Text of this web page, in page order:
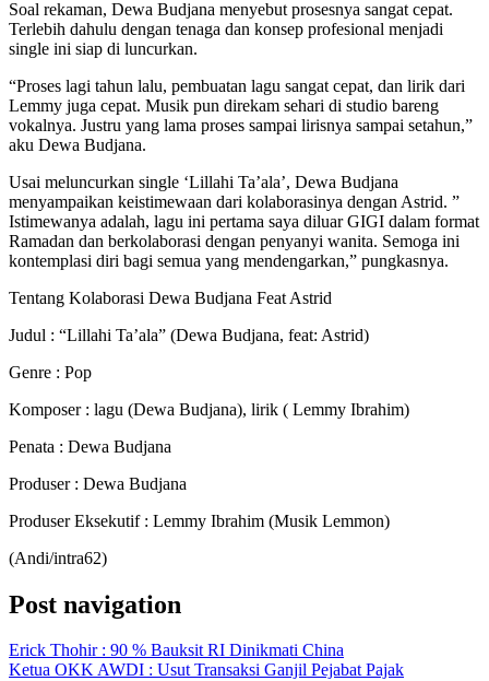
Soal rekaman, Dewa Budjana menyebut prosesnya sangat cepat.
Terlebih dahulu dengan tenaga dan konsep profesional menjadi
single ini siap di luncurkan.
“Proses lagi tahun lalu, pembuatan lagu sangat cepat, dan lirik dari
Lemmy juga cepat. Musik pun direkam sehari di studio bareng
vokalnya. Justru yang lama proses sampai lirisnya sampai setahun,”
aku Dewa Budjana.
Usai meluncurkan single ‘Lillahi Ta’ala’, Dewa Budjana
menyampaikan keistimewaan dari kolaborasinya dengan Astrid. ”
Istimewanya adalah, lagu ini pertama saya diluar GIGI dalam format
Ramadan dan berkolaborasi dengan penyanyi wanita. Semoga ini
kontemplasi diri bagi semua yang mendengarkan,” pungkasnya.
Tentang Kolaborasi Dewa Budjana Feat Astrid
Judul : “Lillahi Ta’ala” (Dewa Budjana, feat: Astrid)
Genre : Pop
Komposer : lagu (Dewa Budjana), lirik ( Lemmy Ibrahim)
Penata : Dewa Budjana
Produser : Dewa Budjana
Produser Eksekutif : Lemmy Ibrahim (Musik Lemmon)
(Andi/intra62)
Post navigation
Erick Thohir : 90 % Bauksit RI Dinikmati China
Ketua OKK AWDI : Usut Transaksi Ganjil Pejabat Pajak